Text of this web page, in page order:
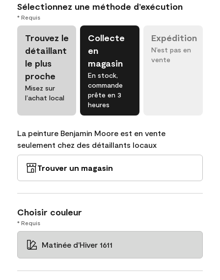
Sélectionnez une méthode d’exécution
* Requis
Trouvez le
détaillant
le plus
proche
Misez sur
l’achat local
Collecte
en
magasin
En stock,
commande
prête en 3
heures
Expédition
N’est pas en
vente
La peinture Benjamin Moore est en vente
seulement chez des détaillants locaux
Trouver un magasin
Choisir couleur
* Requis
Matinée d'Hiver 1611